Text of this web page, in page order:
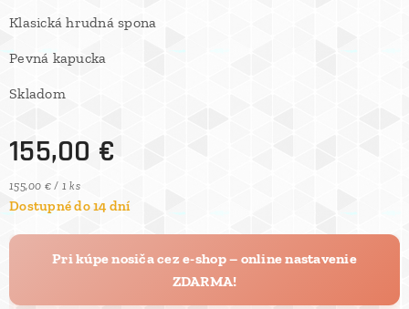
Klasická hrudná spona
Pevná kapucka
Skladom
155,00 €
155,00 € / 1 ks
Dostupné do 14 dní
Pri kúpe nosiča cez e-shop – online nastavenie
ZDARMA!